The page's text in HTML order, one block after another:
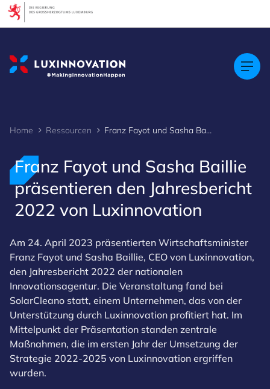
Home Ressourcen Franz Fayot und Sasha Baillie präsentieren den Jahresbericht 2022 von Luxinnovation
Franz Fayot und Sasha Baillie
präsentieren den Jahresbericht
2022 von Luxinnovation
Am 24. April 2023 präsentierten Wirtschaftsminister
Franz Fayot und Sasha Baillie, CEO von Luxinnovation,
den Jahresbericht 2022 der nationalen
Innovationsagentur. Die Veranstaltung fand bei
SolarCleano statt, einem Unternehmen, das von der
Unterstützung durch Luxinnovation profitiert hat. Im
Mittelpunkt der Präsentation standen zentrale
Maßnahmen, die im ersten Jahr der Umsetzung der
Strategie 2022-2025 von Luxinnovation ergriffen
wurden.
Cookies management panel